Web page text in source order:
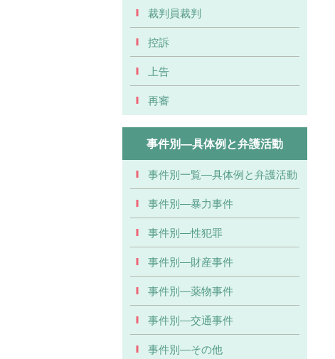
裁判員裁判
控訴
上告
再審
事件別―具体例と弁護活動
事件別一覧―具体例と弁護活動
事件別―暴力事件
事件別―性犯罪
事件別―財産事件
事件別―薬物事件
事件別―交通事件
事件別―その他